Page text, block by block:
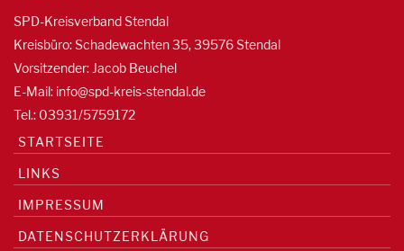
SPD-Kreisverband Stendal
Kreisbüro: Schadewachten 35, 39576 Stendal
Vorsitzender: Jacob Beuchel
E-Mail: info@spd-kreis-stendal.de
Tel.: 03931/5759172
STARTSEITE
LINKS
IMPRESSUM
DATENSCHUTZERKLÄRUNG